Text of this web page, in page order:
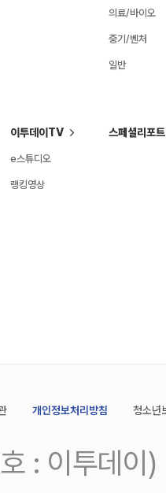
의료/바이오
중기/벤처
일반
이투데이TV
e스튜디오
랭킹영상
스페셜리포트
개인정보처리방침 청소년
: 이투데